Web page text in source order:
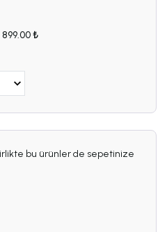
899.00 ₺
bu ürünler de sepetinize